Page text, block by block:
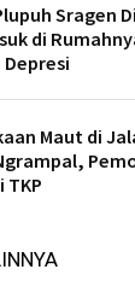
Sragen
di
Maut di
TKP